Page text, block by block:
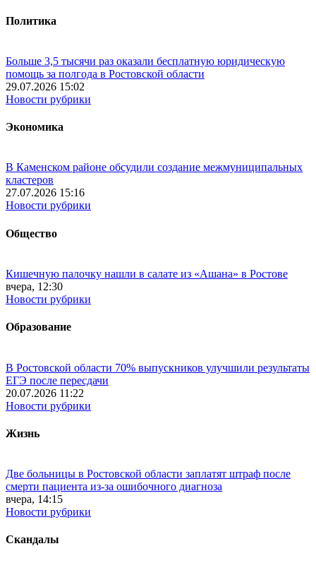
Политика
Больше 3,5 тысячи раз оказали бесплатную юридическую
помощь за полгода в Ростовской области
29.07.2026 15:02
Новости рубрики
Экономика
В Каменском районе обсудили создание межмуниципальных
кластеров
27.07.2026 15:16
Новости рубрики
Общество
Кишечную палочку нашли в салате из «Ашана» в Ростове
вчера, 12:30
Новости рубрики
Образование
В Ростовской области 70% выпускников улучшили результаты
ЕГЭ после пересдачи
20.07.2026 11:22
Новости рубрики
Жизнь
Две больницы в Ростовской области заплатят штраф после
смерти пациента из-за ошибочного диагноза
вчера, 14:15
Новости рубрики
Скандалы